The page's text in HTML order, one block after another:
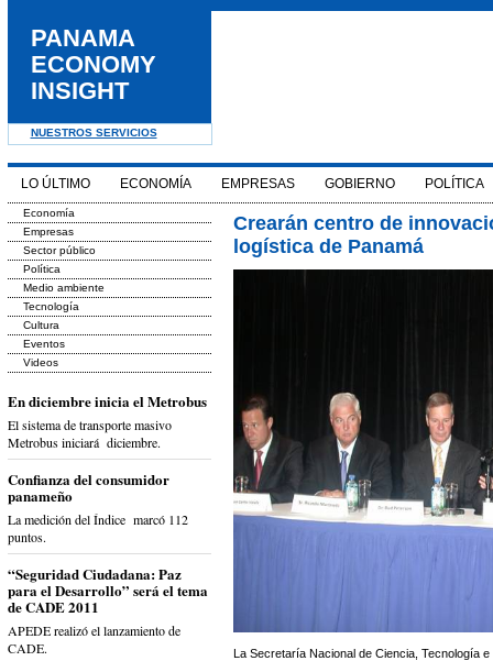
LO ÚLTIMO ECONOMÍA EMPRESAS GOBIERNO POLÍTICA
PANAMA
ECONOMY
INSIGHT
NUESTROS SERVICIOS
Economía
Empresas
Sector público
Política
Medio ambiente
Tecnología
Cultura
Eventos
Videos
En diciembre inicia el Metrobus
El sistema de transporte masivo
Metrobus iniciará diciembre.
Confianza del consumidor
panameño
La medición del Índice marcó 112
puntos.
“Seguridad Ciudadana: Paz
para el Desarrollo” será el tema
de CADE 2011
APEDE realizó el lanzamiento de
CADE.
Crearán centro de
logística de Panamá
La Secretaría Nacional de Ciencia, Tecnología